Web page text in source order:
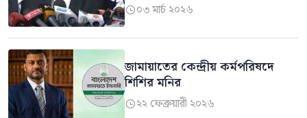
০৩ মার্চ ২০২৬
জামায়াতের কেন্দ্রীয় কর্মপরিষদে
শিশির মনির
২২ ফেব্রুয়ারী ২০২৬